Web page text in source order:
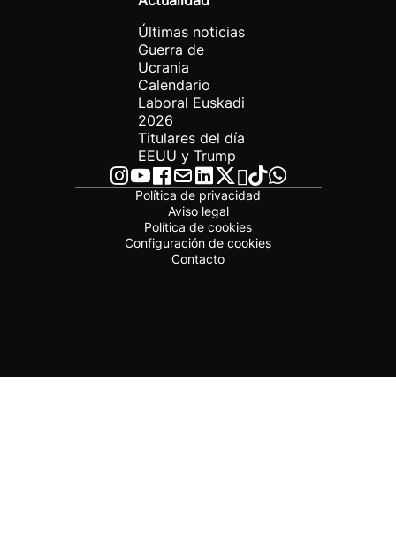
Últimas noticias
Guerra de
Ucrania
Calendario
Laboral Euskadi
2026
Titulares del día
EEUU y Trump
Política de privacidad
Aviso legal
Política de cookies
Configuración de cookies
Contacto